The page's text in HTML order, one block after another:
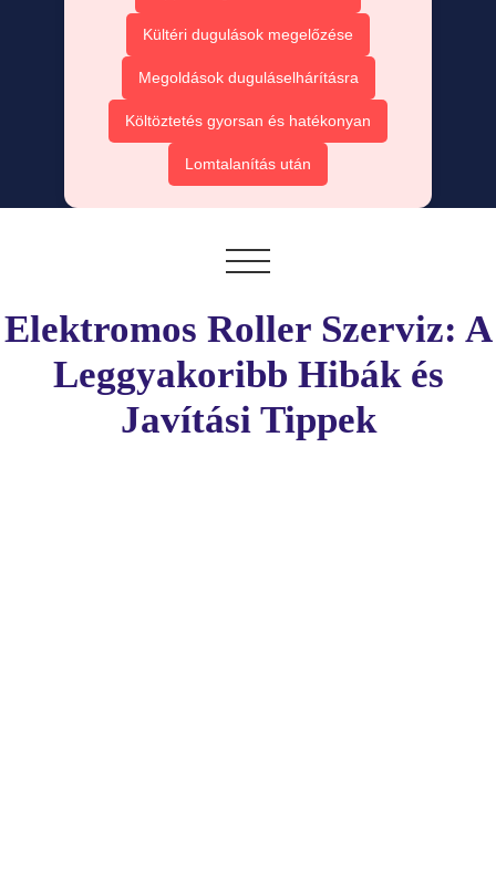
Kültéri dugulások megelőzése
Megoldások duguláselhárításra
Költöztetés gyorsan és hatékonyan
Lomtalanítás után
Elektromos Roller Szerviz: A
Leggyakoribb Hibák és
Javítási Tippek